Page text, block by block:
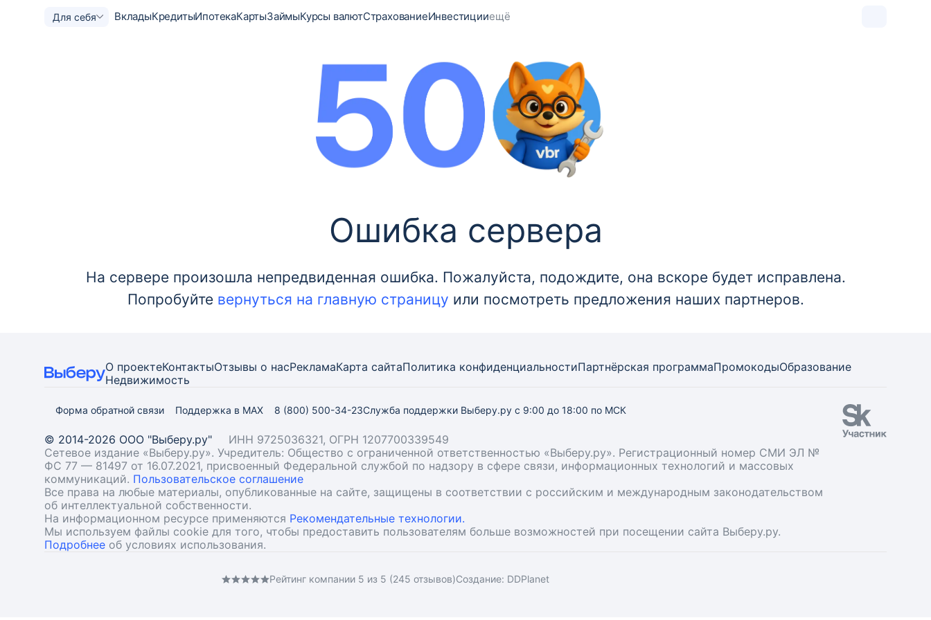
Для себя ВкладыКредитыИпотекаКартыЗаймыКурсы валютСтрахованиеИнвестицииещё
Ошибка сервера
На сервере произошла непредвиденная ошибка. Пожалуйста, подождите, она вскоре будет исправлена.
Попробуйте вернуться на главную страницу или посмотреть предложения наших партнеров.
О проектеКонтактыОтзывы о насРекламаКарта сайтаПолитика конфиденциальностиПартнёрская программаПромокодыОбразование
Недвижимость
Форма обратной связи Поддержка в MAX 8 (800) 500-34-23Служба поддержки Выберу.ру с 9:00 до 18:00 по МСК
© 2014-2026 ООО "Выберу.ру"
ИНН 9725036321, ОГРН 1207700339549
Сетевое издание «Выберу.ру». Учредитель: Общество с ограниченной ответственностью «Выберу.ру». Регистрационный номер СМИ ЭЛ №
ФС 77 — 81497 от 16.07.2021, присвоенный Федеральной службой по надзору в сфере связи, информационных технологий и массовых
коммуникаций. Пользовательское соглашение
Все права на любые материалы, опубликованные на сайте, защищены в соответствии с российским и международным законодательством
об интеллектуальной собственности.
На информационном ресурсе применяются Рекомендательные технологии.
Мы используем файлы cookie для того, чтобы предоставить пользователям больше возможностей при посещении сайта Выберу.ру.
Подробнее об условиях использования.
Рейтинг компании 5 из 5 (245 отзывов)Создание: DDPlanet